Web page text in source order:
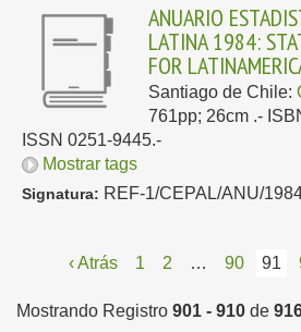
ANUARIO
LATINA 1984:
FOR
Santiago de Chile:
761pp; 26cm .-
ISSN 0251-9445.-
Mostrar tags
Signatura: REF-1/CEPAL/ANU/
‹ Atrás 1 2 … 90 91
Mostrando Registro 901 - 910 de